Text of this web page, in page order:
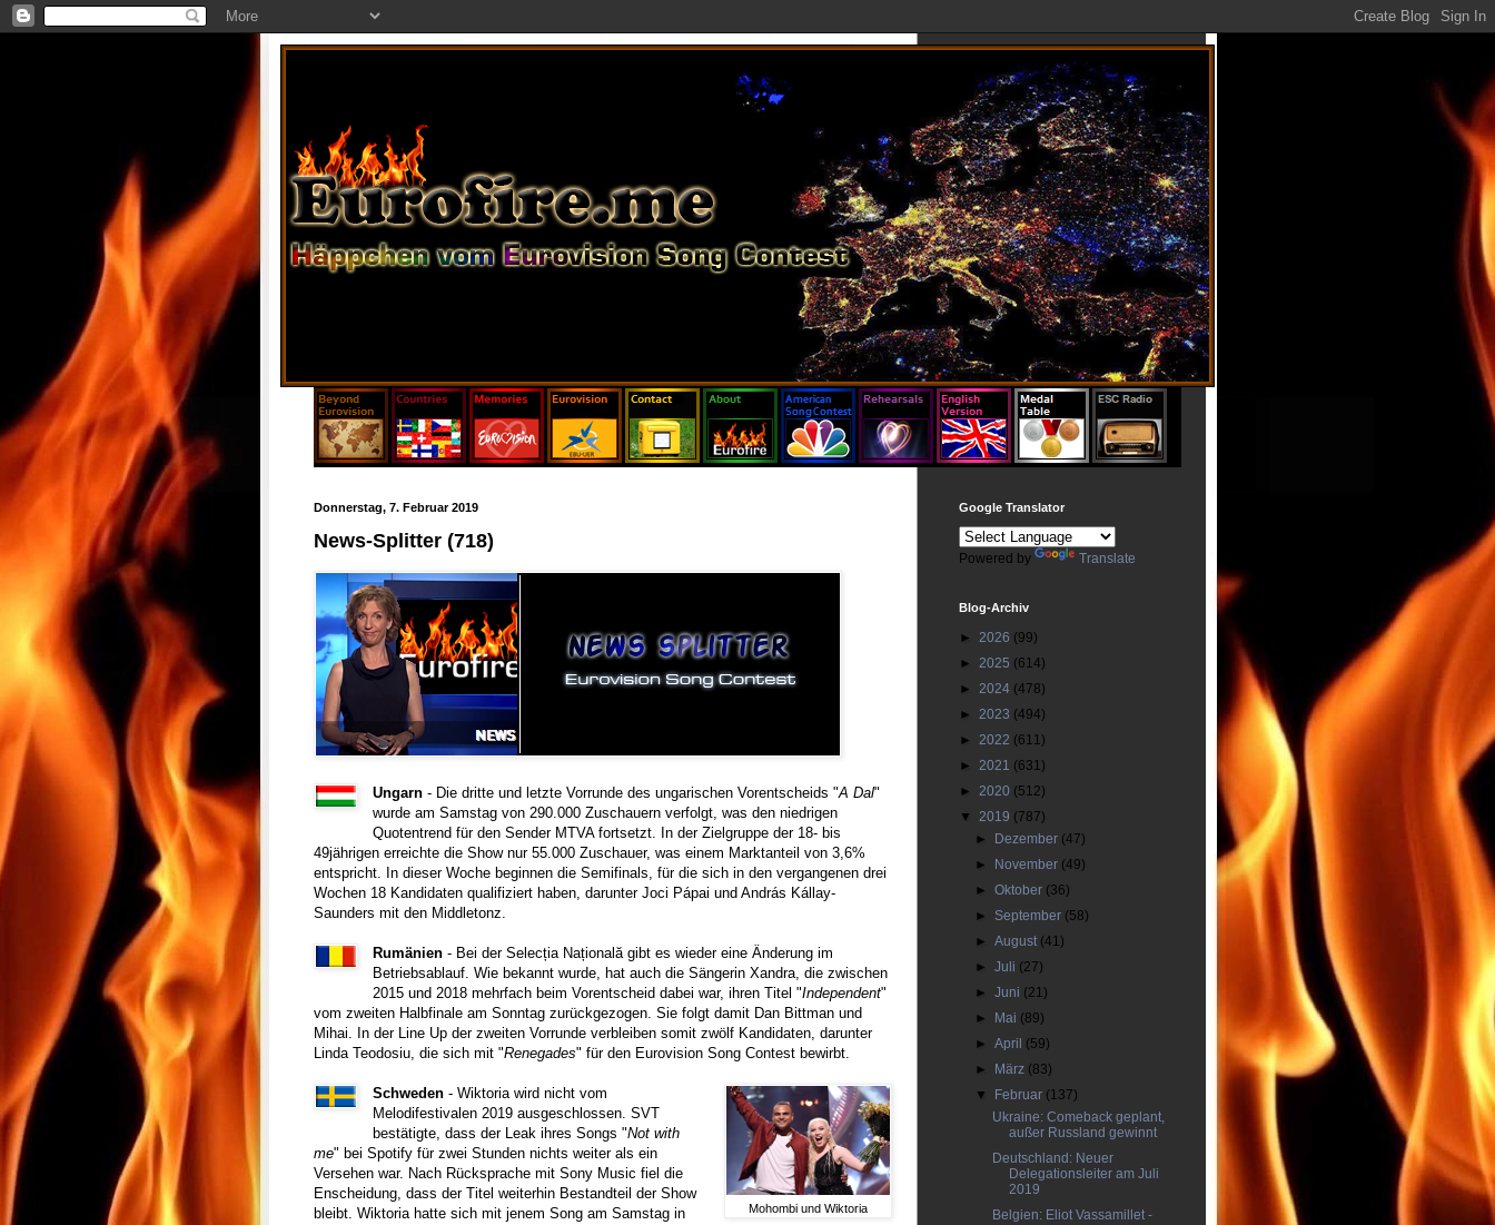
Donnerstag, 7. Februar 2019
News-Splitter (718)
Ungarn- Die dritte und letzte Vorrunde des ungarischen Vorentscheids "A Dal"
wurde am Samstag von 290.000 Zuschauern verfolgt, was den niedrigen
Quotentrend für den Sender MTVA fortsetzt. In der Zielgruppe der 18- bis
49jährigen erreichte die Show nur 55.000 Zuschauer, was einem Marktanteil von 3,6%
entspricht. In dieser Woche beginnen die Semifinals, für die sich in den vergangenen drei
Wochen 18 Kandidaten qualifiziert haben, darunter Joci Pápai und András Kállay-
Saunders mit den Middletonz.
Rumänien- Bei der Selecția Națională gibt es wieder eine Änderung im
Betriebsablauf. Wie bekannt wurde, hat auch die Sängerin Xandra, die zwischen
2015 und 2018 mehrfach beim Vorentscheid dabei war, ihren Titel "Independent"
vom zweiten Halbfinale am Sonntag zurückgezogen. Sie folgt damit Dan Bittman und
Mihai. In der Line Up der zweiten Vorrunde verbleiben somit zwölf Kandidaten, darunter
Linda Teodosiu, die sich mit "Renegades" für den Eurovision Song Contest bewirbt.
Mohombi und Wiktoria
Schweden- Wiktoria wird nicht vom
Melodifestivalen 2019 ausgeschlossen. SVT
bestätigte, dass der Leak ihres Songs "Not with
me" bei Spotify für zwei Stunden nichts weiter als ein
Versehen war. Nach Rücksprache mit Sony Music fiel die
Enscheidung, dass der Titel weiterhin Bestandteil der Show
bleibt. Wiktoria hatte sich mit jenem Song am Samstag in
Google Translator
Powered by Translate
Blog-Archiv
► 2026 (99)
► 2025 (614)
► 2024 (478)
► 2023 (494)
► 2022 (611)
► 2021 (631)
► 2020 (512)
▼ 2019 (787)
►
Dezember (47)
►
November (49)
►Oktober (36)
► September (58)
►August (41)
►Juli (27)
►Juni (21)
►
Mai (89)
►April (59)
►
März (83)
▼
Februar (137)
Ukraine: Comeback geplant,
außer Russland gewinnt
Deutschland: Neuer
Delegationsleiter am Juli
2019
Belgien: Eliot Vassamillet -